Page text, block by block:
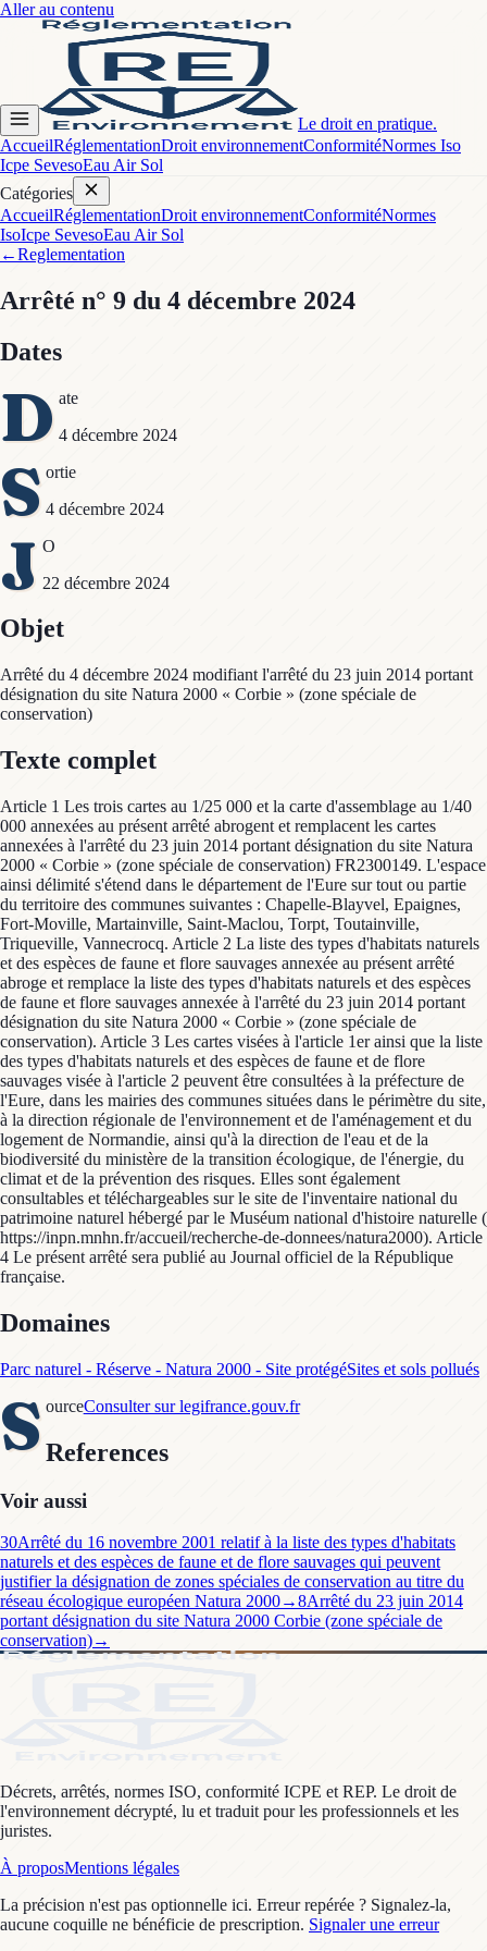
Aller au contenu
Le droit en pratique.
AccueilRéglementationDroit environnementConformitéNormes Iso
Icpe SevesoEau Air Sol
Catégories
AccueilRéglementationDroit environnementConformitéNormes
IsoIcpe SevesoEau Air Sol
←Reglementation
Arrêté n° 9 du 4 décembre 2024
Dates
D ate
4 décembre 2024
S ortie
4 décembre 2024
J O
22 décembre 2024
Objet
Arrêté du 4 décembre 2024 modifiant l'arrêté du 23 juin 2014 portant
désignation du site Natura 2000 « Corbie » (zone spéciale de
conservation)
Texte complet
Article 1 Les trois cartes au 1/25 000 et la carte d'assemblage au 1/40
000 annexées au présent arrêté abrogent et remplacent les cartes
annexées à l'arrêté du 23 juin 2014 portant désignation du site Natura
2000 « Corbie » (zone spéciale de conservation) FR2300149. L'espace
ainsi délimité s'étend dans le département de l'Eure sur tout ou partie
du territoire des communes suivantes : Chapelle-Blayvel, Epaignes,
Fort-Moville, Martainville, Saint-Maclou, Torpt, Toutainville,
Triqueville, Vannecrocq. Article 2 La liste des types d'habitats naturels
et des espèces de faune et flore sauvages annexée au présent arrêté
abroge et remplace la liste des types d'habitats naturels et des espèces
de faune et flore sauvages annexée à l'arrêté du 23 juin 2014 portant
désignation du site Natura 2000 « Corbie » (zone spéciale de
conservation). Article 3 Les cartes visées à l'article 1er ainsi que la liste
des types d'habitats naturels et des espèces de faune et de flore
sauvages visée à l'article 2 peuvent être consultées à la préfecture de
l'Eure, dans les mairies des communes situées dans le périmètre du site,
à la direction régionale de l'environnement et de l'aménagement et du
logement de Normandie, ainsi qu'à la direction de l'eau et de la
biodiversité du ministère de la transition écologique, de l'énergie, du
climat et de la prévention des risques. Elles sont également
consultables et téléchargeables sur le site de l'inventaire national du
patrimoine naturel hébergé par le Muséum national d'histoire naturelle (
https://inpn.mnhn.fr/accueil/recherche-de-donnees/natura2000). Article
4 Le présent arrêté sera publié au Journal officiel de la République
française.
Domaines
Parc naturel - Réserve - Natura 2000 - Site protégéSites et sols pollués
S ourceConsulter sur legifrance.gouv.fr
References
Voir aussi
30Arrêté du 16 novembre 2001 relatif à la liste des types d'habitats
naturels et des espèces de faune et de flore sauvages qui peuvent
justifier la désignation de zones spéciales de conservation au titre du
réseau écologique européen Natura 2000→8Arrêté du 23 juin 2014
portant désignation du site Natura 2000 Corbie (zone spéciale de
conservation)→
Décrets, arrêtés, normes ISO, conformité ICPE et REP. Le droit de
l'environnement décrypté, lu et traduit pour les professionnels et les
juristes.
À proposMentions légales
La précision n'est pas optionnelle ici. Erreur repérée ? Signalez-la,
aucune coquille ne bénéficie de prescription. Signaler une erreur